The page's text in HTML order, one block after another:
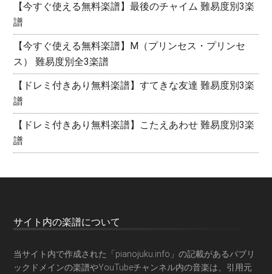
【今すぐ使える無料楽譜】最後のチャイム 難易度別3楽
譜
【今すぐ使える無料楽譜】M（プリンセス・プリンセ
ス） 難易度別全3楽譜
【ドレミ付きあり無料楽譜】すてきな友達 難易度別3楽
譜
【ドレミ付きあり無料楽譜】こたえあわせ 難易度別3楽
譜
サイト内の楽譜について
当サイト内で作成された「pianojuku.info」の記載があるパブリ
ックドメインの楽譜やYouTubeチャンネル内の音楽は、引用元